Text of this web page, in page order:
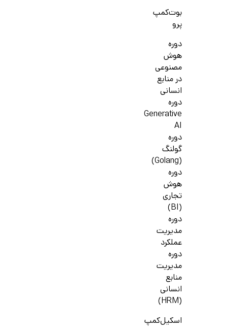
بوت‌کمپ
پرو
دوره
هوش
مصنوعی
در منابع
انسانی
دوره
Generative
AI
دوره
گولنگ
(Golang)
دوره
هوش
تجاری
(BI)
دوره
مدیریت
عملکرد
دوره
مدیریت
منابع
انسانی
(HRM)
اسکیل‌کمپ